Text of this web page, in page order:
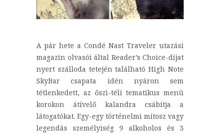
A pár hete a Condé Nast Traveler utazási
magazin olvasói által Reader’s Choice-díjat
nyert szálloda tetején található High Note
SkyBar csapata idén nyáron sem
tétlenkedett, az őszi-téli tematikus menü
korokon átívelő kalandra csábítja a
látogatókat. Egy-egy történelmi mítosz vagy
legendás személyiség 9 alkoholos és 3